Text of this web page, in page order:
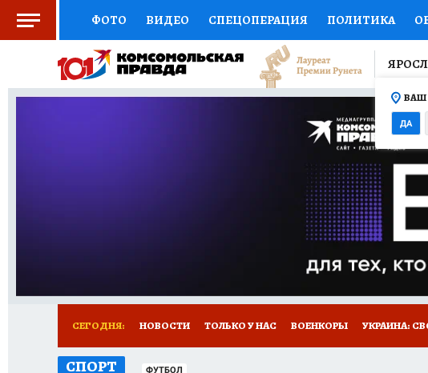
ФОТО ВИДЕО СПЕЦОПЕРАЦИЯ ПОЛИТИКА
СОЦПОДДЕРЖКА НАУКА СПОРТ КОЛУМНИСТЫ
ВЫБОР ЭКСПЕРТОВ ДОКТОР ФИНАНСЫ
ПРОГНОЗЫ НА СПОРТ
ТЕЛЕВИЗОР
НОВОЕ НА САЙТЕ
ВАШ
ДА
СЕГОДНЯ: НОВОСТИ ТОЛЬКО У НАС ВОЕНКОРЫ УКРАИНА:
ГЕРОИ ЯРОСЛАВИИ
СПОРТ ФУТБОЛ